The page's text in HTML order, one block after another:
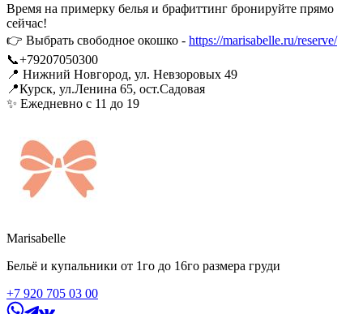
Время на примерку белья и брафиттинг бронируйте прямо
сейчас!
👉 Выбрать свободное окошко - https://marisabelle.ru/reserve/
📞+79207050300
📍 Нижний Новгород, ул. Невзоровых 49
📍Курск, ул.Ленина 65, ост.Садовая
✨ Ежедневно с 11 до 19
Marisabelle
Бельё и купальники от 1го до 16го размера груди
+7 920 705 03 00